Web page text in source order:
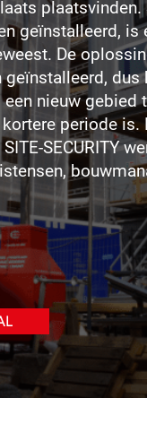
plaatsvinden.
geïnstalleerd, is
De
geïnstalleerd, dus
nieuw gebied
periode
SECURITY